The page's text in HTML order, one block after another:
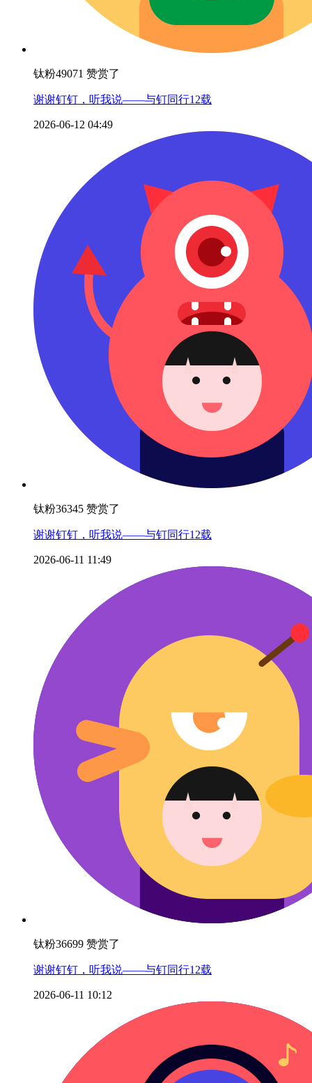
钛粉49071 赞赏了
谢谢钉钉，听我说——与钉同行12载
2026-06-12 04:49
钛粉36345 赞赏了
谢谢钉钉，听我说——与钉同行12载
2026-06-11 11:49
钛粉36699 赞赏了
谢谢钉钉，听我说——与钉同行12载
2026-06-11 10:12